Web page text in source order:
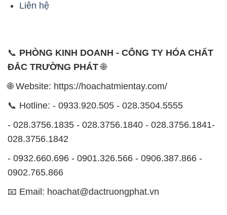
Liên hệ
📞 PHÒNG KINH DOANH - CÔNG TY HÓA CHẤT
ĐẮC TRƯỜNG PHÁT🌐
🌐 Website: https://hoachatmientay.com/
📞 Hotline: - 0933.920.505 - 028.3504.5555
- 028.3756.1835 - 028.3756.1840 - 028.3756.1841-
028.3756.1842
- 0932.660.696 - 0901.326.566 - 0906.387.866 -
0902.765.866
📧 Email: hoachat@dactruongphat.vn